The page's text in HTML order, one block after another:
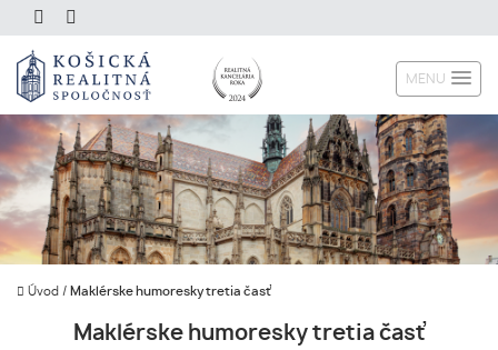
MENU
Úvod / Maklérske humoresky tretia časť
Maklérske humoresky tretia časť